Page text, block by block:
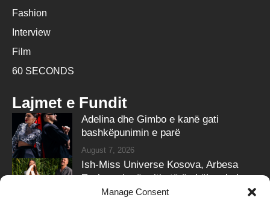
Manage Consent
Fashion
Interview
Film
60 SECONDS
Lajmet e Fundit
Adelina dhe Gimbo e kanë gati
bashkëpunimin e parë
August 7, 2026
Ish-Miss Universe Kosova, Arbesa
Rrahmani, në pritje të ëmbël – zbulon
gjininë e bebit